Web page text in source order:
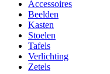
Accessoires
Beelden
Kasten
Stoelen
Tafels
Verlichting
Zetels